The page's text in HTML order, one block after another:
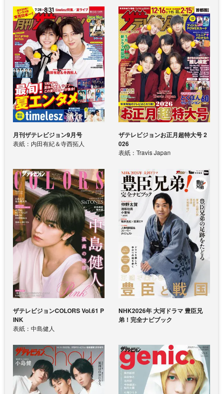
月刊ザテレビジョン9月号
表紙：内田有紀＆寺西拓人
ザテレビジョンお正月超特大号 2
026
表紙：Travis Japan
ザテレビジョンCOLORS Vol.61 P
INK
表紙：中島健人
NHK2026年 大河ドラマ 豊臣兄
弟！完全ナビブック